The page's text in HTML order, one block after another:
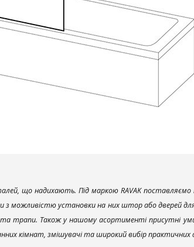
що надихають. Під маркою RAVAK поставляємо
з можливістю установки на них штор або дверей
трапи. Також у нашому асортименті присутні
кімнат, змішувачі та широкий вибір практичних